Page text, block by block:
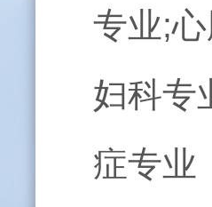
专业;
妇科专
症专业